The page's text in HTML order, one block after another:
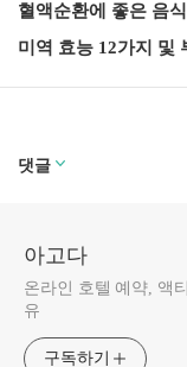
댓글
아고다
온라인 호텔 예약, 액
유
구독하기